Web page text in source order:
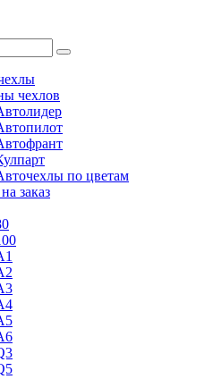
чехлов
по цветам
заказ